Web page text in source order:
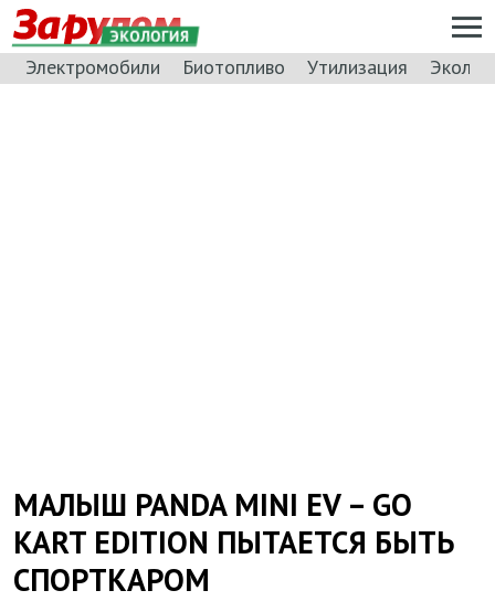
ЭКОЛОГИЯ
Электромобили Биотопливо Утилизация
МАЛЫШ PANDA MINI EV – GO
KART EDITION ПЫТАЕТСЯ БЫТЬ
СПОРТКАРОМ